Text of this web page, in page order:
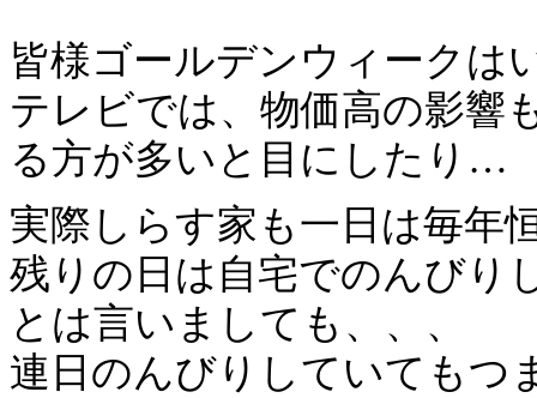
皆様ゴールデンウィークは
テレビでは、物価高の影響
る方が多いと目にしたり…
実際しらす家も一日は毎年
残りの日は自宅でのんびり
とは言いましても、、、
連日のんびりしていてもつ